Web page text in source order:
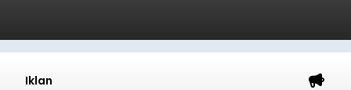
Iklan